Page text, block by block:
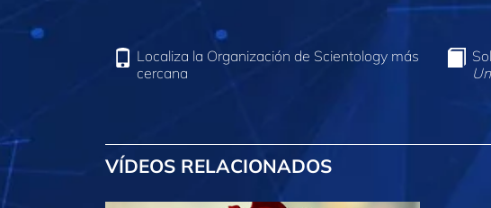
Localiza la Organización de Scientology más
cercana
VÍDEOS RELACIONADOS